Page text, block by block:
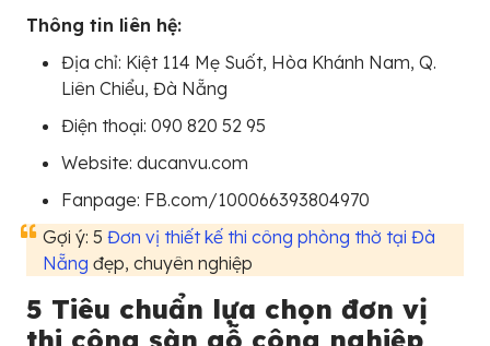
Thông tin liên hệ:
Địa chỉ: Kiệt 114 Mẹ Suốt, Hòa Khánh Nam, Q.
Liên Chiểu, Đà Nẵng
Điện thoại: 090 820 52 95
Website: ducanvu.com
Fanpage: FB.com/100066393804970
Gợi ý: 5 Đơn vị thiết kế thi công phòng thờ tại Đà
Nẵng đẹp, chuyên nghiệp
5 Tiêu chuẩn lựa chọn đơn vị
thi công sàn gỗ công nghiệp